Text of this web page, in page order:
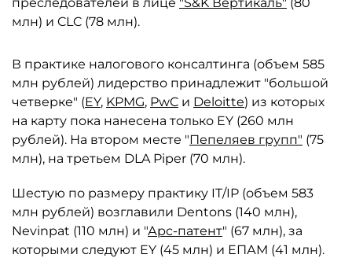
млн) и CLC (78 млн).
В практике налогового консалтинга (объем 585
млн рублей) лидерство принадлежит "большой
четверке" (EY, KPMG, PwC и Deloitte) из которых
на карту пока нанесена только EY (260 млн
рублей). На втором месте "Пепеляев групп" (75
млн), на третьем DLA Piper (70 млн).
Шестую по размеру практику IT/IP (объем 583
млн рублей) возглавили Dentons (140 млн),
Nevinpat (110 млн) и "Арс-патент" (67 млн), за
которыми следуют EY (45 млн) и ЕПАМ (41 млн).